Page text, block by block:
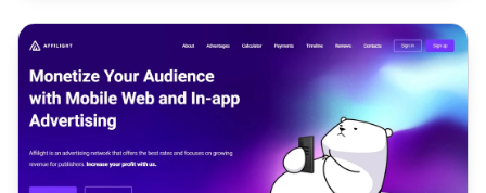
Programa de Afiliados Affilight